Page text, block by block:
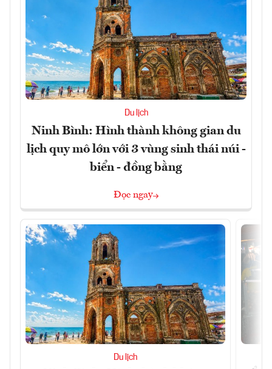
Du lịch
Ninh Bình: Hình thành không gian du
lịch quy mô lớn với 3 vùng sinh thái núi -
biển - đồng bằng
Đọc ngay
Du lịch